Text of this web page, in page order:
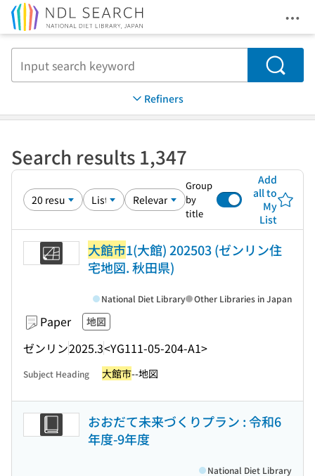
Search
Refiners
Search results 1,347
Group
by
title
Add
all to
My
List
大館市1(大館) 202503 (ゼンリン住
宅地図. 秋田県)
Paper 地図
ゼンリン2025.3<YG111-05-204-A1>
National Diet Library Other Libraries in Japan
Subject Heading 大館市--地図
おおだて未来づくりプラン : 令和6
年度-9年度
National Diet Library